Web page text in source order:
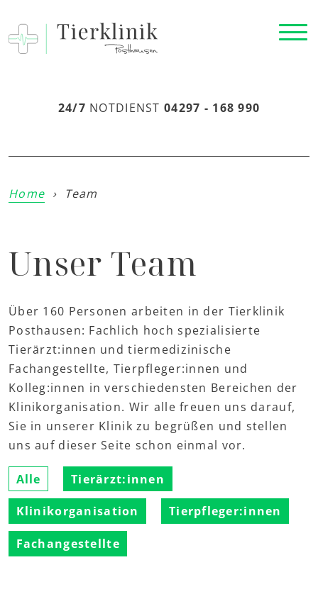
24/7 NOTDIENST 04297 - 168 990
Home › Team
Unser Team
Über 160 Personen arbeiten in der Tierklinik
Posthausen: Fachlich hoch spezialisierte
Tierärzt:innen und tiermedizinische
Fachangestellte, Tierpfleger:innen und
Kolleg:innen in verschiedensten Bereichen der
Klinikorganisation. Wir alle freuen uns darauf,
Sie in unserer Klinik zu begrüßen und stellen
uns auf dieser Seite schon einmal vor.
Alle Tierärzt:innen
Klinikorganisation Tierpfleger:innen
Fachangestellte